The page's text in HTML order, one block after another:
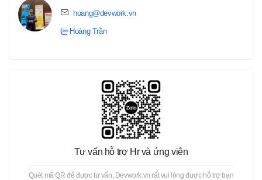
hoang@devwork.vn
Hoàng Trần
Tư vấn hỗ trợ Hr và ứng viên
Quét mã QR để được tư vấn, Devwork.vn rất vui lòng được hỗ trợ bạn